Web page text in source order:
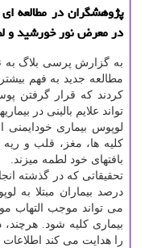
پژوهشگران در مطالعه
در معرض نور خورشید و
به گزارش پرسی بلاگ به
مطالعه جدید به فهم
تواند علایم بالینی در
لوپوس بیماری
کلیه ها، مغز، قلب و
بافتهای خود لطمه میزند.
درصد بیماران مبتلا به
می تواند موجب التهاب
بیماری کلیه شود.
را هدایت می کند اطلاعات